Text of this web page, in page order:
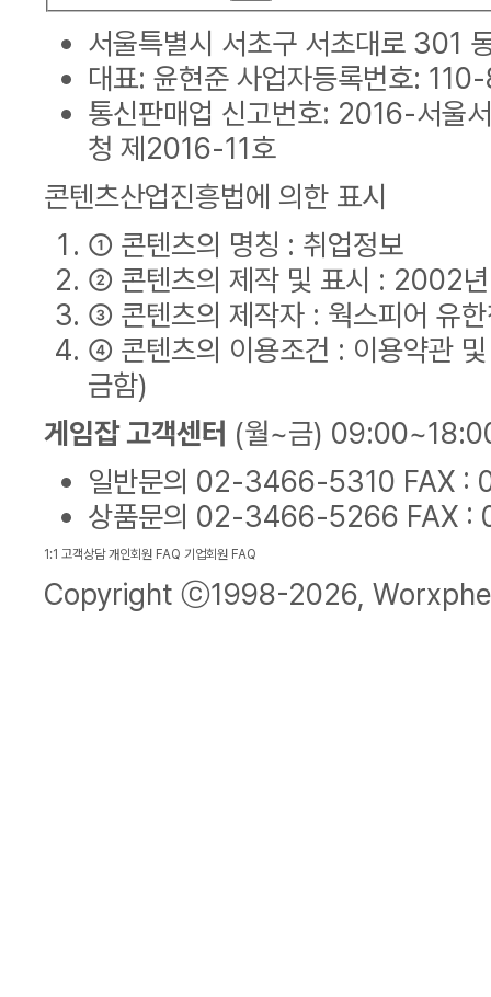
서울특별시 서초구 서초대로 301
대표: 윤현준 사업자등록번호:
통신판매업 신고번호: 2016-서울
청 제2016-11호
콘텐츠산업진흥법에 의한 표시
① 콘텐츠의 명칭 : 취업정보
② 콘텐츠의 제작 및 표시 : 2002년
③ 콘텐츠의 제작자 : 웍스피어 유
④ 콘텐츠의 이용조건 : 이용약관
금함)
게임잡 고객센터 (월~금)
일반문의 02-3466-5310 FAX :
상품문의 02-3466-5266 FAX
1:1 고객상담 개인회원 FAQ 기업회원 FAQ
Copyright ⓒ1998-2026,